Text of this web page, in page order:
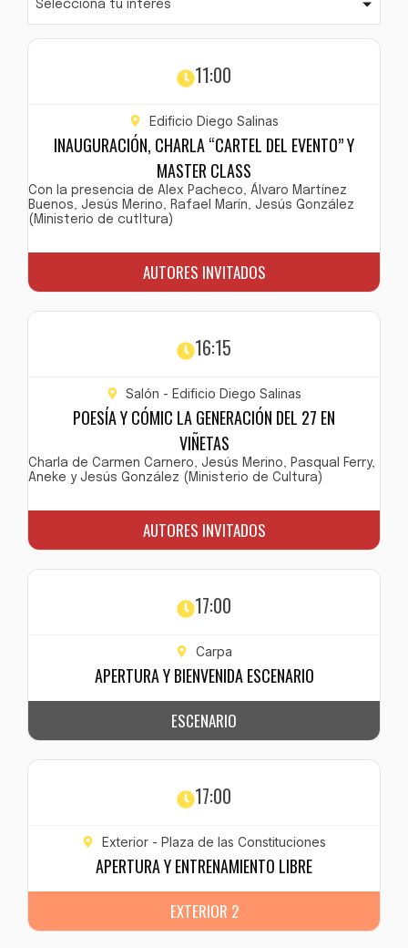
Selecciona tu interés
11:00
Edificio Diego Salinas
INAUGURACIÓN, CHARLA “CARTEL DEL EVENTO” Y
MASTER CLASS
Con la presencia de Alex Pacheco, Álvaro Martínez
Buenos, Jesús Merino, Rafael Marín, Jesús González
(Ministerio de cutltura)
AUTORES INVITADOS
16:15
Salón - Edificio Diego Salinas
POESÍA Y CÓMIC LA GENERACIÓN DEL 27 EN
VIÑETAS
Charla de Carmen Carnero, Jesús Merino, Pasqual Ferry,
Aneke y Jesús González (Ministerio de Cultura)
AUTORES INVITADOS
17:00
Carpa
APERTURA Y BIENVENIDA ESCENARIO
ESCENARIO
17:00
Exterior - Plaza de las Constituciones
APERTURA Y ENTRENAMIENTO LIBRE
EXTERIOR 2